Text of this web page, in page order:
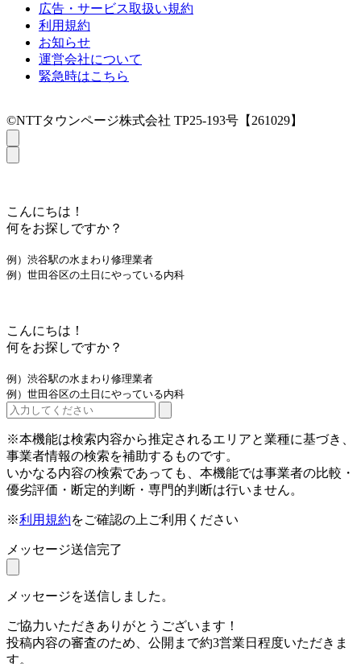
広告・サービス取扱い規約
利用規約
お知らせ
運営会社について
緊急時はこちら
©NTTタウンページ株式会社 TP25-193号【261029】
こんにちは！
何をお探しですか？
例）渋谷駅の水まわり修理業者
例）世田谷区の土日にやっている内科
こんにちは！
何をお探しですか？
例）渋谷駅の水まわり修理業者
例）世田谷区の土日にやっている内科
※本機能は検索内容から推定されるエリアと業種に基づき、
事業者情報の検索を補助するものです。
いかなる内容の検索であっても、本機能では事業者の比較・
優劣評価・断定的判断・専門的判断は行いません。
※利用規約をご確認の上ご利用ください
メッセージ送信完了
メッセージを送信しました。
ご協力いただきありがとうございます！
投稿内容の審査のため、公開まで約3営業日程度いただきま
す。